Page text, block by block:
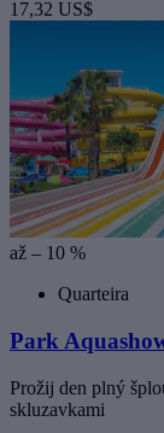
17,32 US$
až – 10 %
Quarteira
Park
Prožij den plný
skluzavkami